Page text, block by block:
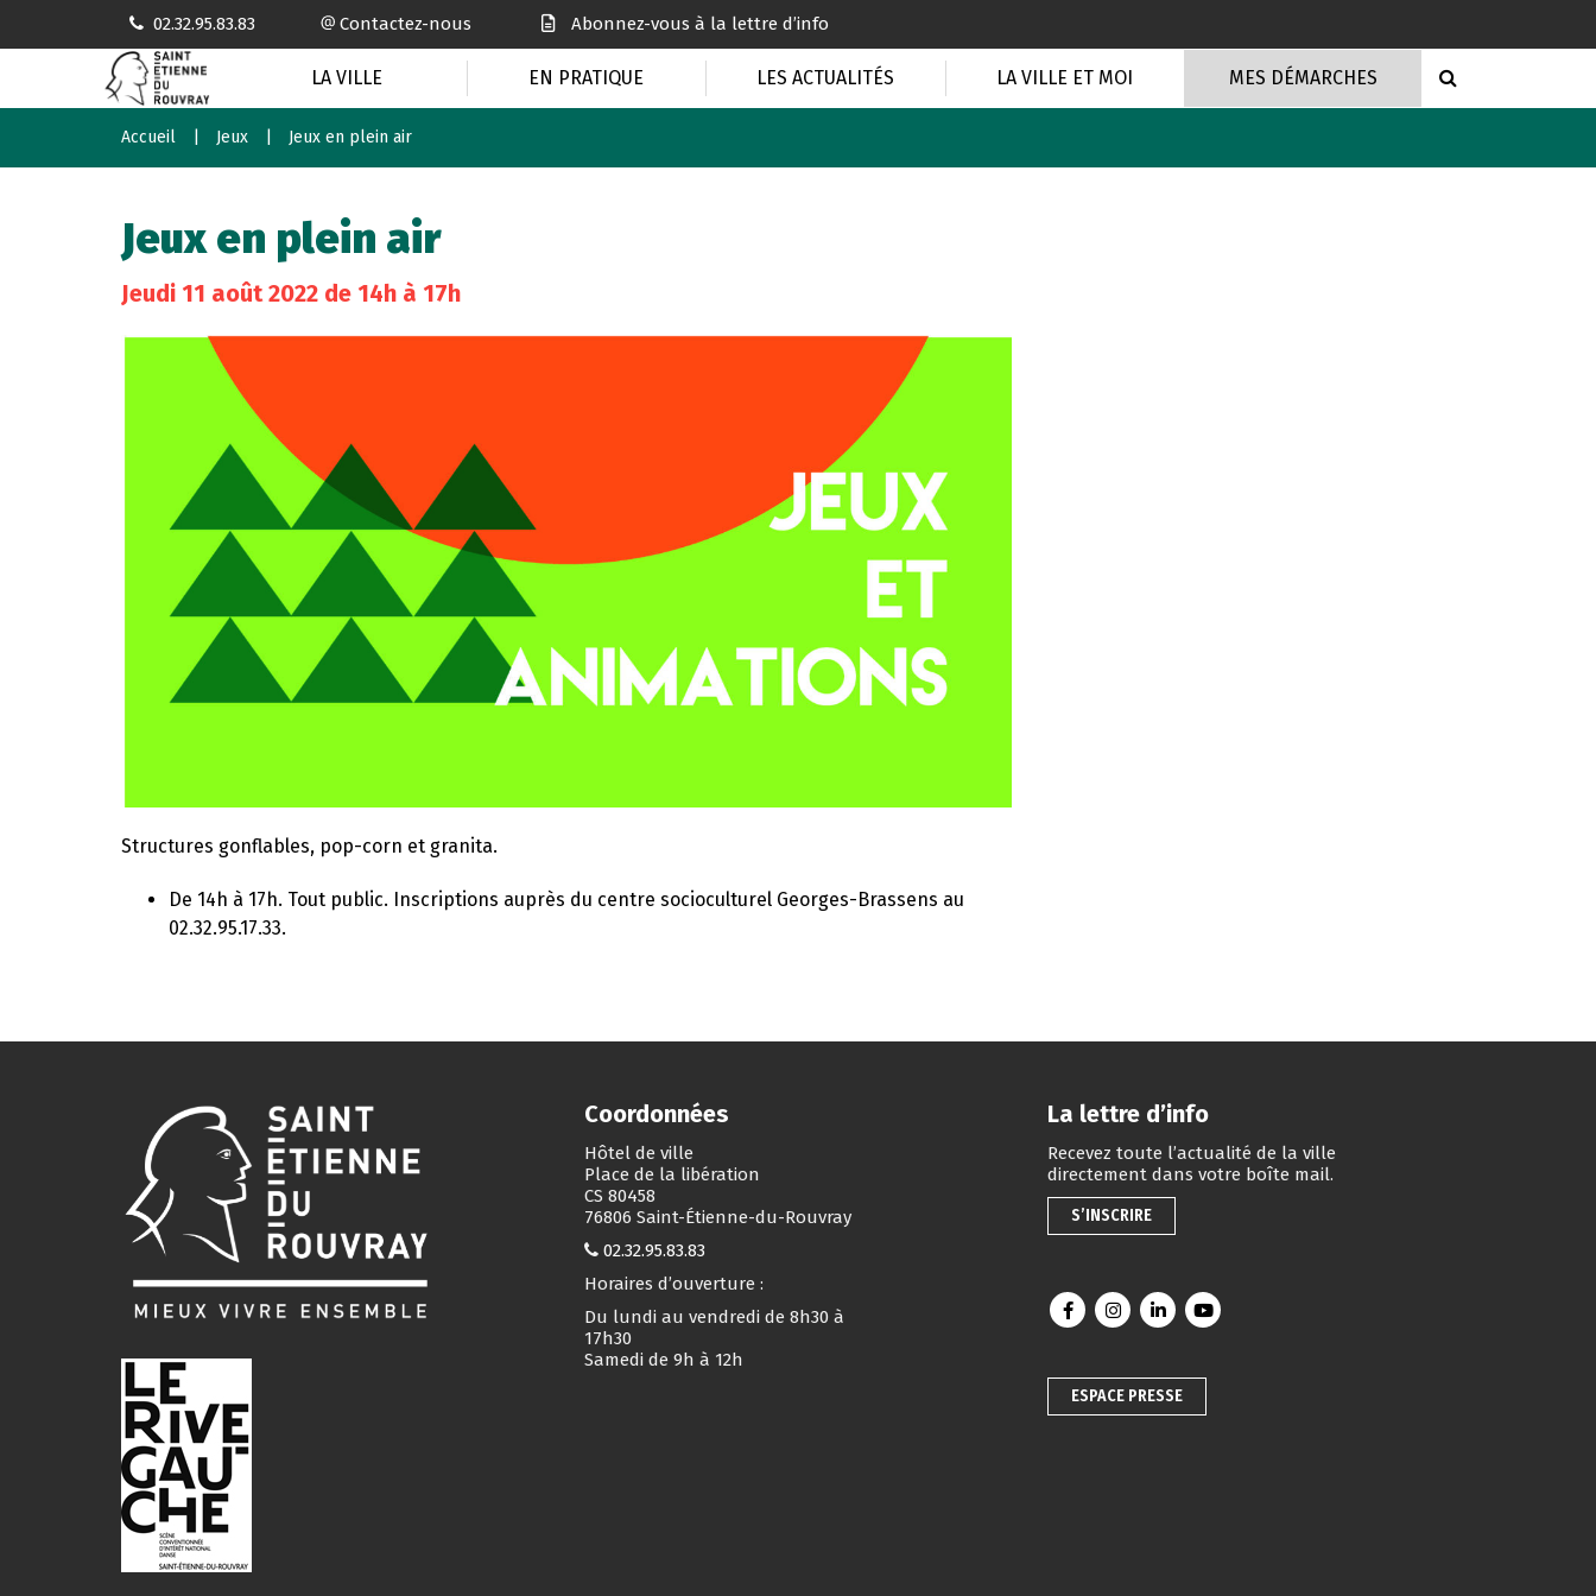
02.32.95.83.83 Contactez-nous Abonnez-vous à la lettre d’info
LA VILLE EN PRATIQUE LES ACTUALITÉS LA VILLE ET MOI MES DÉMARCHES
Accueil Jeux Jeux en plein air
Jeux en plein air
Jeudi 11 août 2022 de 14h à 17h
Structures gonflables, pop-corn et granita.
De 14h à 17h. Tout public. Inscriptions auprès du centre socioculturel Georges-Brassens au
02.32.95.17.33.
Coordonnées
Hôtel de ville
Place de la libération
CS 80458
76806 Saint-Étienne-du-Rouvray
02.32.95.83.83
Horaires d’ouverture :
Du lundi au vendredi de 8h30 à
17h30
Samedi de 9h à 12h
La lettre d’info
Recevez toute l’actualité de la ville
directement dans votre boîte mail.
S’INSCRIRE
Lien vers le compte Facebook
Lien vers le compte Instagram
Lien vers le compte Linkedin
Lien vers la chaîne Youtube
ESPACE PRESSE